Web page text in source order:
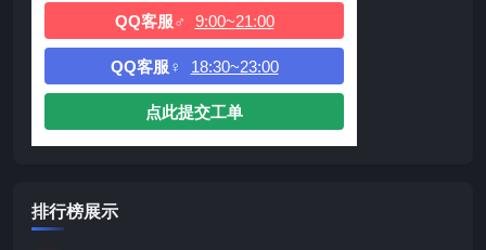
QQ客服♂ 9:00~21:00
QQ客服♀ 18:30~23:00
点此提交工单
排行榜展示